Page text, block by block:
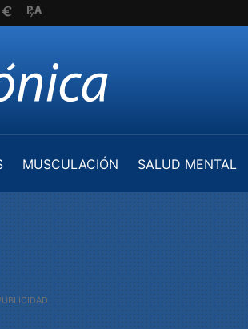
MUSCULACIÓN
SALUD MENTAL